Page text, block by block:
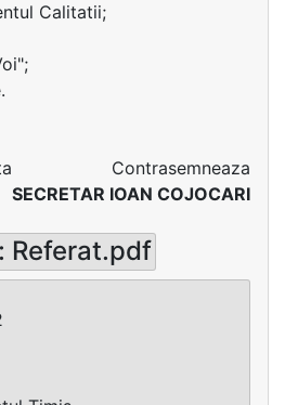
Calitatii;
Contrasemneaza
SECRETAR IOAN COJOCARI
Referat.pdf